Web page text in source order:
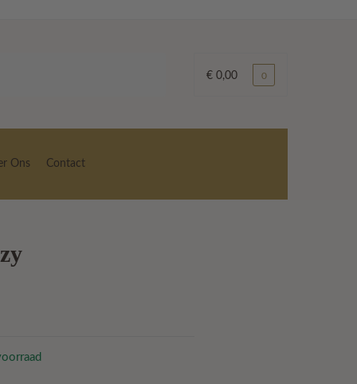
€0,00 0
Ons Contact